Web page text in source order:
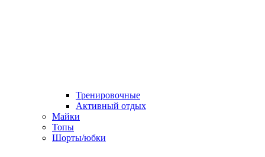
Тренировочные
Активный отдых
Майки
Топы
Шорты/юбки